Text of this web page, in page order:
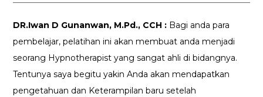
DR.Iwan D Gunanwan, M.Pd., CCH : Bagi anda para
pembelajar, pelatihan ini akan membuat anda menjadi
seorang Hypnotherapist yang sangat ahli di bidangnya.
Tentunya saya begitu yakin Anda akan mendapatkan
pengetahuan dan Keterampilan baru setelah